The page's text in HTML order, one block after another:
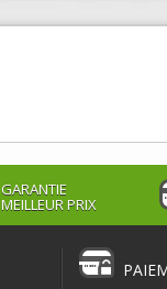
GARANTIE
MEILLEUR PRIX